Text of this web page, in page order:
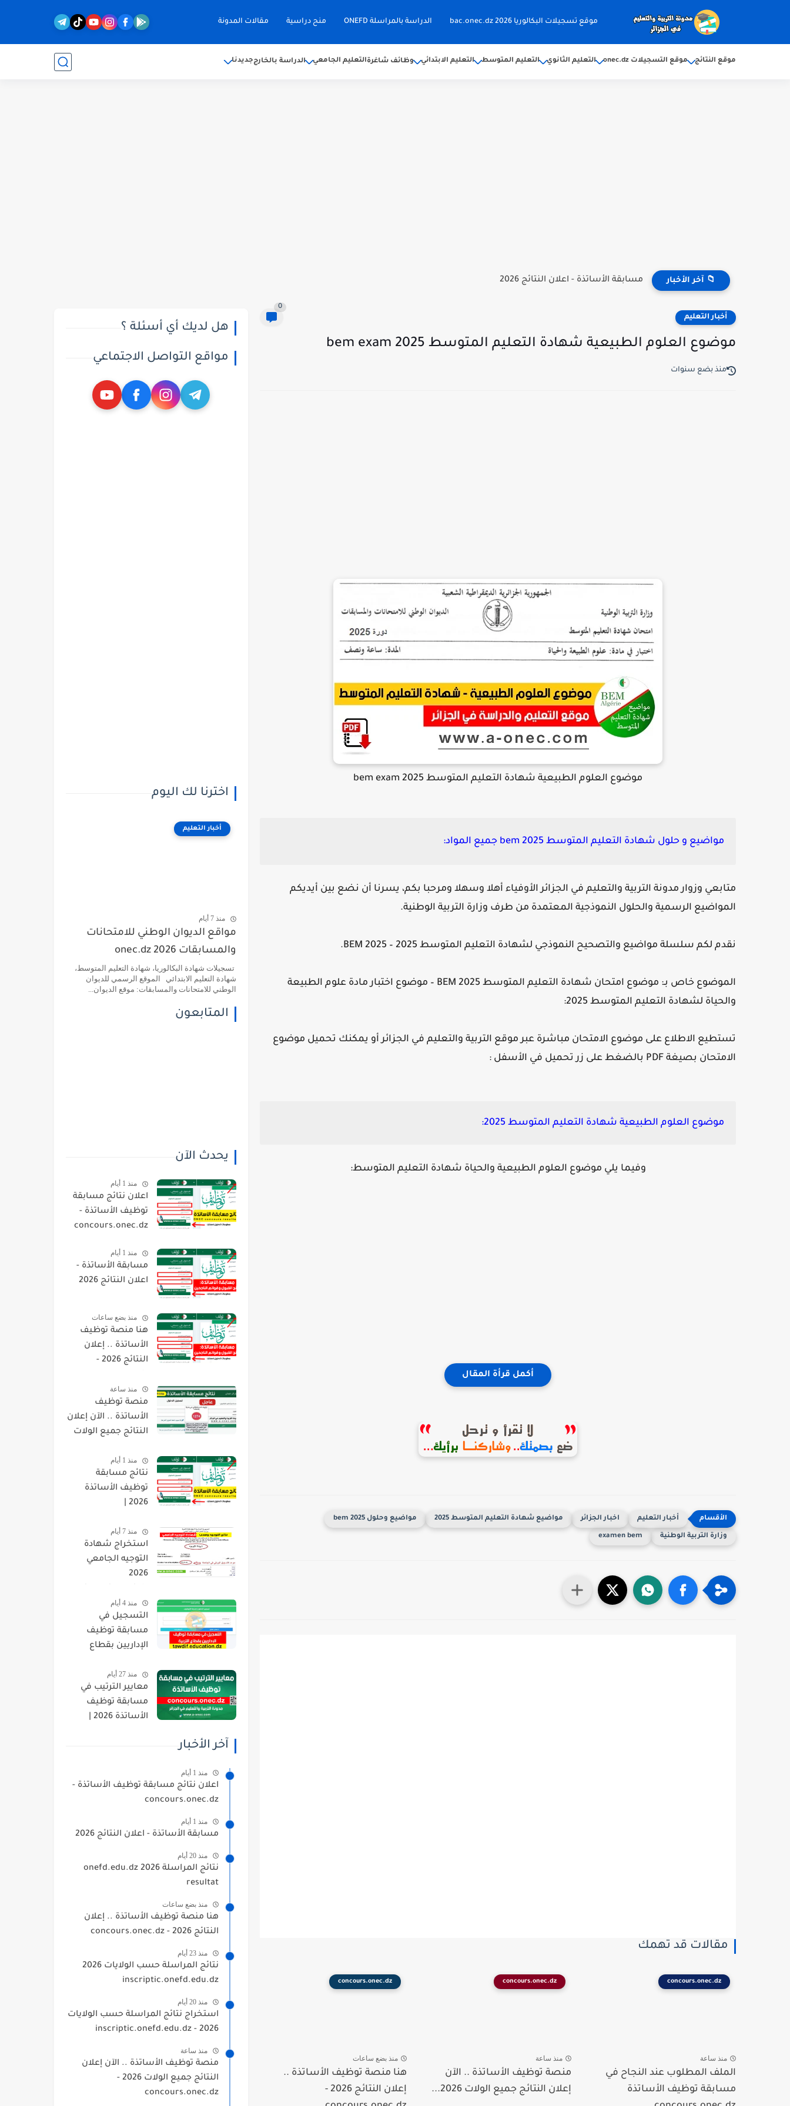
موقع تسجيلات البكالوريا 2026 bac.onec.dz الدراسة بالمراسلة ONEFD منح دراسية مقالات المدونة
موقع النتائج موقع التسجيلات onec.dz التعليم الثانوي التعليم المتوسط التعليم الابتدائي وظائف شاغرةالتعليم الجامعي الدراسة بالخارججديدنا
📁 آخر الأخبار مسابقة الأساتذة - اعلان النتائج 2026
أخبار التعليم
0
موضوع العلوم الطبيعية شهادة التعليم المتوسط 2025 bem exam
منذ بضع سنوات
موضوع العلوم الطبيعية شهادة التعليم المتوسط 2025 bem exam
مواضيع و حلول شهادة التعليم المتوسط 2025 bem جميع المواد:
متابعي وزوار مدونة التربية والتعليم في الجزائر الأوفياء أهلا وسهلا ومرحبا بكم، يسرنا أن نضع بين أيديكم
المواضيع الرسمية والحلول النموذجية المعتمدة من طرف وزارة التربية الوطنية.
نقدم لكم سلسلة مواضيع والتصحيح النموذجي لشهادة التعليم المتوسط 2025 – BEM 2025.
الموضوع خاص بـ: موضوع امتحان شهادة التعليم المتوسط 2025 BEM – موضوع اختبار مادة علوم الطبيعة
والحياة لشهادة التعليم المتوسط 2025:
تستطيع الاطلاع على موضوع الامتحان مباشرة عبر موقع التربية والتعليم في الجزائر أو يمكنك تحميل موضوع
الامتحان بصيغة PDF بالضغط على زر تحميل في الأسفل :
موضوع العلوم الطبيعية شهادة التعليم المتوسط 2025:
وفيما يلي موضوع العلوم الطبيعية والحياة شهادة التعليم المتوسط:
أكمل قرأة المقال
أخبار التعليم اخبار الجزائر مواضيع شهادة التعليم المتوسط 2025 مواضيع وحلول 2025 bem
وزارة التربية الوطنية examen bem
مقالات قد تهمك
concours.onec.dz
منذ ساعة
الملف المطلوب عند النجاح في
مسابقة توظيف الأساتذة
concours.onec.dz
منذ ساعة
منصة توظيف الأساتذة .. الآن
إعلان النتائج جميع الولات 2026...
concours.onec.dz
منذ بضع ساعات
هنا منصة توظيف الأساتذة ..
إعلان النتائج 2026 -
هل لديك أي أسئلة ؟
مواقع التواصل الاجتماعي
اخترنا لك اليوم
أخبار التعليم
منذ 7 أيام
مواقع الديوان الوطني للامتحانات
والمسابقات 2026 onec.dz
تسجيلات شهادة البكالوريا، شهادة التعليم المتوسط،
شهادة التعليم الابتدائي الموقع الرسمي للديوان
الوطني للامتحانات والمسابقات: موقع الديوان...
المتابعون
يحدث الآن
منذ 1 أيام
اعلان نتائج مسابقة
توظيف الأساتذة -
concours.onec.dz
منذ 1 أيام
مسابقة الأساتذة -
اعلان النتائج 2026
منذ بضع ساعات
هنا منصة توظيف
الأساتذة .. إعلان
النتائج 2026 -
منذ ساعة
منصة توظيف
الأساتذة .. الآن إعلان
النتائج جميع الولات
concours.onec.dz
منذ 1 أيام
نتائج مسابقة
توظيف الأساتذة
résultat
منذ 7 أيام
استخراج شهادة
التوجيه الجامعي
2026
منذ 4 أيام
التسجيل في
مسابقة توظيف
الإداريين بقطاع
tawdif.education.dz
منذ 27 أيام
معايير الترتيب في
مسابقة توظيف
آخر الأخبار
منذ 1 أيام
اعلان نتائج مسابقة توظيف الأساتذة -
concours.onec.dz
منذ 1 أيام
مسابقة الأساتذة - اعلان النتائج 2026
منذ 20 أيام
نتائج المراسلة 2026 onefd.edu.dz
resultat
منذ بضع ساعات
هنا منصة توظيف الأساتذة .. إعلان
النتائج 2026 - concours.onec.dz
منذ 23 أيام
نتائج المراسلة حسب الولايات 2026
inscriptic.onefd.edu.dz
منذ 20 أيام
استخراج نتائج المراسلة حسب الولايات
2026 - inscriptic.onefd.edu.dz
منذ ساعة
منصة توظيف الأساتذة .. الآن إعلان
النتائج جميع الولات 2026 -
concours.onec.dz